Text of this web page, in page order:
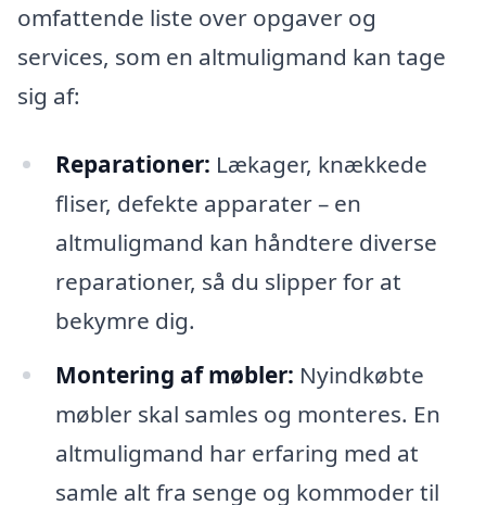
omfattende liste over opgaver og
services, som en altmuligmand kan tage
sig af:
Reparationer: Lækager, knækkede
fliser, defekte apparater – en
altmuligmand kan håndtere diverse
reparationer, så du slipper for at
bekymre dig.
Montering af møbler: Nyindkøbte
møbler skal samles og monteres. En
altmuligmand har erfaring med at
samle alt fra senge og kommoder til